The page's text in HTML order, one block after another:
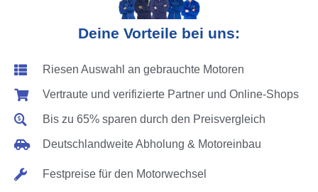
Deine Vorteile bei uns:
Riesen Auswahl an gebrauchte Motoren
Vertraute und verifizierte Partner und Online-Shops
Bis zu 65% sparen durch den Preisvergleich
Deutschlandweite Abholung & Motoreinbau
Festpreise für den Motorwechsel